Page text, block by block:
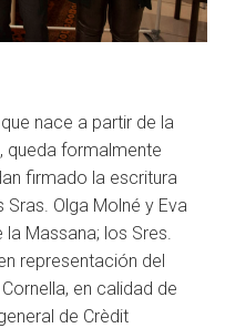
nace a partir de la
queda formalmente
firmado la escritura
Olga Molné y Eva
Massana; los Sres.
representación del
en calidad de
de Crèdit